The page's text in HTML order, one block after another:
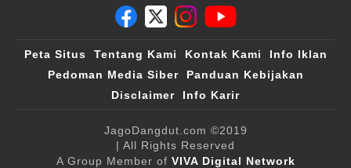
Peta Situs Tentang Kami Kontak Kami
Info Iklan
Pedoman Media Siber
Panduan Kebijakan
Disclaimer
Info Karir
JagoDangdut.com ©2019
| All Rights Reserved
A Group Member of VIVA Digital Network